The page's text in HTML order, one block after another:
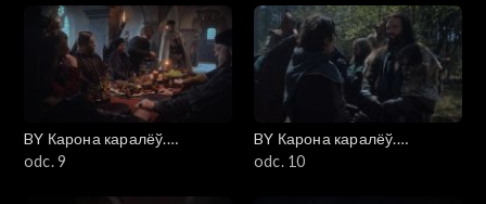
BY Карона каралёў.
Ягелоны (Korona królów.
odc. 9
BY Карона каралёў.
Ягелоны (Korona królów.
odc. 10